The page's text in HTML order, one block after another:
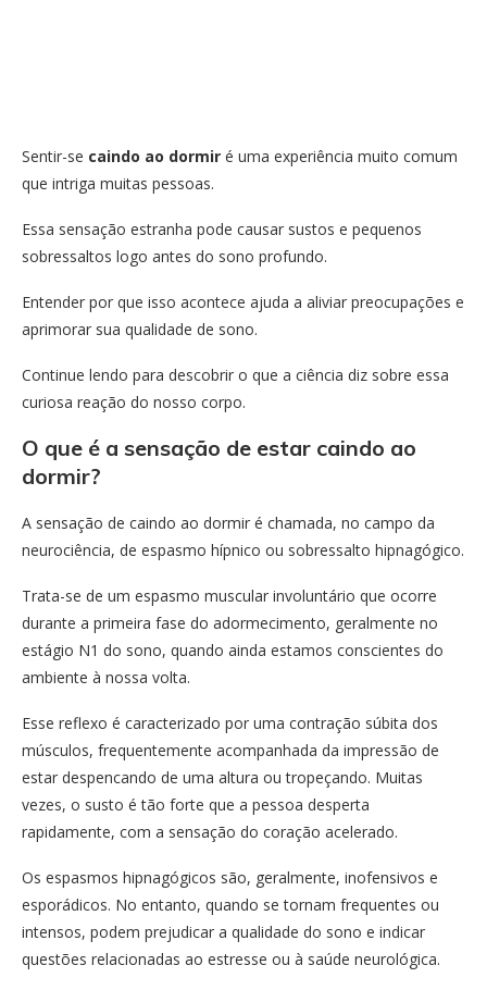
Sentir-se caindo ao dormir é uma experiência muito comum
que intriga muitas pessoas.
Essa sensação estranha pode causar sustos e pequenos
sobressaltos logo antes do sono profundo.
Entender por que isso acontece ajuda a aliviar preocupações e
aprimorar sua qualidade de sono.
Continue lendo para descobrir o que a ciência diz sobre essa
curiosa reação do nosso corpo.
O que é a sensação de estar caindo ao
dormir?
A sensação de caindo ao dormir é chamada, no campo da
neurociência, de espasmo hípnico ou sobressalto hipnagógico.
Trata-se de um espasmo muscular involuntário que ocorre
durante a primeira fase do adormecimento, geralmente no
estágio N1 do sono, quando ainda estamos conscientes do
ambiente à nossa volta.
Esse reflexo é caracterizado por uma contração súbita dos
músculos, frequentemente acompanhada da impressão de
estar despencando de uma altura ou tropeçando. Muitas
vezes, o susto é tão forte que a pessoa desperta
rapidamente, com a sensação do coração acelerado.
Os espasmos hipnagógicos são, geralmente, inofensivos e
esporádicos. No entanto, quando se tornam frequentes ou
intensos, podem prejudicar a qualidade do sono e indicar
questões relacionadas ao estresse ou à saúde neurológica.